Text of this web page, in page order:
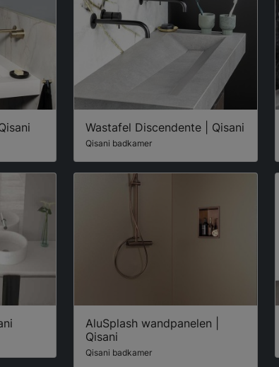
Wastafel Discendente | Qisani
Qisani badkamer
AluSplash wandpanelen |
Qisani
Qisani badkamer